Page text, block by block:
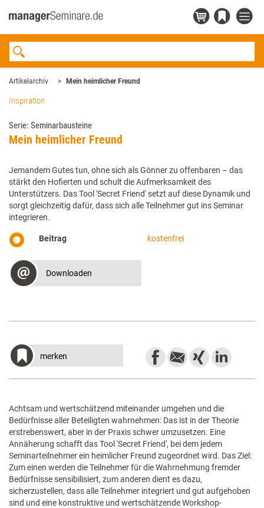
Artikelarchiv Mein heimlicher Freund
Inspiration
Serie: Seminarbausteine
Mein heimlicher Freund
Jemandem Gutes tun, ohne sich als Gönner zu offenbaren – das
stärkt den Hofierten und schult die Aufmerksamkeit des
Unterstützers. Das Tool 'Secret Friend' setzt auf diese Dynamik und
sorgt gleichzeitig dafür, dass sich alle Teilnehmer gut ins Seminar
integrieren.
Beitrag kostenfrei
Downloaden
merken
Achtsam und wertschätzend miteinander umgehen und die
Bedürfnisse aller Beteiligten wahrnehmen: Das ist in der Theorie
erstrebenswert, aber in der Praxis schwer umzusetzen. Eine
Annäherung schafft das Tool 'Secret Friend', bei dem jedem
Seminarteilnehmer ein heimlicher Freund zugeordnet wird. Das Ziel:
Zum einen werden die Teilnehmer für die Wahrnehmung fremder
Bedürfnisse sensibilisiert, zum anderen dient es dazu,
sicherzustellen, dass alle Teilnehmer integriert und gut aufgehoben
sind und eine konstruktive und wertschätzende Workshop-